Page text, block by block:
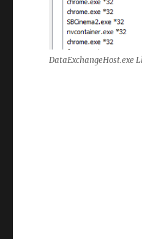
DataExchangeHost.exe